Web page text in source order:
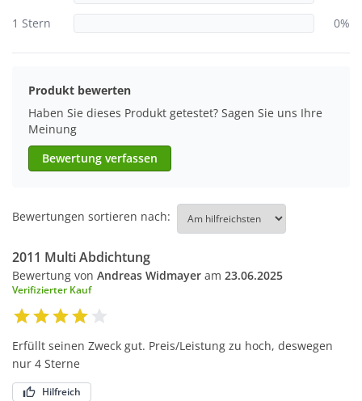
1 Stern
0%
Produkt bewerten
Haben Sie dieses Produkt getestet? Sagen Sie uns Ihre
Meinung
Bewertung verfassen
Bewertungen sortieren nach:
2011 Multi Abdichtung
Bewertung von Andreas Widmayer am 23.06.2025
Verifizierter Kauf
Erfüllt seinen Zweck gut. Preis/Leistung zu hoch, deswegen
nur 4 Sterne
Hilfreich